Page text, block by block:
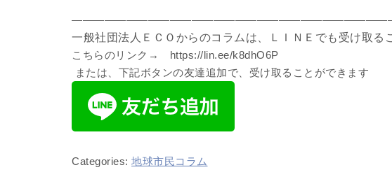
一般社団法人ＥＣＯからのコラムは、ＬＩＮＥでも受け取る
こちらのリンク→ https://lin.ee/k8dhO6P
または、下記ボタンの友達追加で、受け取ることができます
Categories: 地球市民コラム